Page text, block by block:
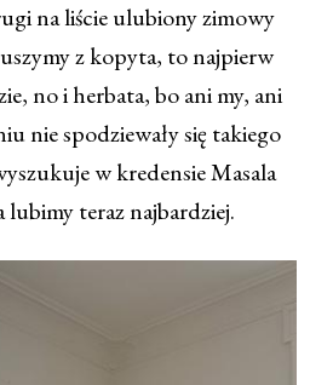
na liście ulubiony zimowy
z kopyta, to najpierw
no i herbata, bo ani my, ani
nie spodziewały się takiego
w kredensie Masala
teraz najbardziej.